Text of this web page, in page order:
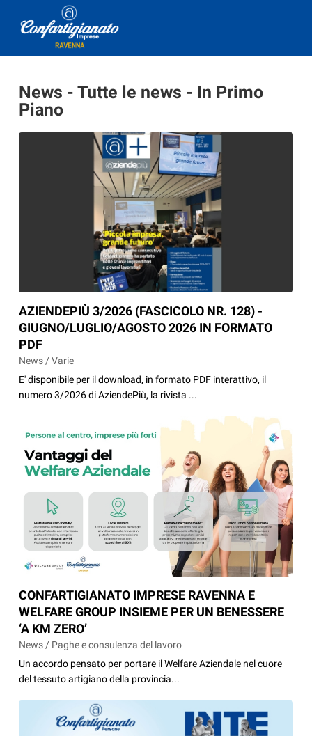
News - Tutte le news - In Primo
Piano
AZIENDEPIÙ 3/2026 (FASCICOLO NR. 128) -
GIUGNO/LUGLIO/AGOSTO 2026 IN FORMATO
PDF
News / Varie
E' disponibile per il download, in formato PDF interattivo, il
numero 3/2026 di AziendePiù, la rivista ...
CONFARTIGIANATO IMPRESE RAVENNA E
WELFARE GROUP INSIEME PER UN BENESSERE
‘A KM ZERO’
News / Paghe e consulenza del lavoro
Un accordo pensato per portare il Welfare Aziendale nel cuore
del tessuto artigiano della provincia...